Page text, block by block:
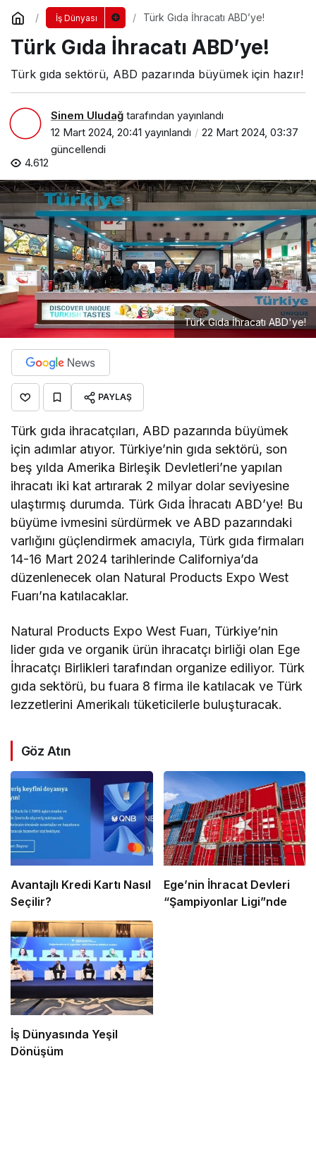
İş Dünyası Türk Gıda İhracatı ABD’ye!
Türk Gıda İhracatı ABD’ye!
Türk gıda sektörü, ABD pazarında büyümek için hazır!
Sinem Uludağ tarafından yayınlandı
12 Mart 2024, 20:41 yayınlandı
22 Mart 2024, 03:37
güncellendi
4.612
Türk Gıda İhracatı ABD'ye!
PAYLAŞ
Türk gıda ihracatçıları, ABD pazarında büyümek
için adımlar atıyor. Türkiye’nin gıda sektörü, son
beş yılda Amerika Birleşik Devletleri’ne yapılan
ihracatı iki kat artırarak 2 milyar dolar seviyesine
ulaştırmış durumda. Türk Gıda İhracatı ABD’ye! Bu
büyüme ivmesini sürdürmek ve ABD pazarındaki
varlığını güçlendirmek amacıyla, Türk gıda firmaları
14-16 Mart 2024 tarihlerinde Californiya’da
düzenlenecek olan Natural Products Expo West
Fuarı’na katılacaklar.
Natural Products Expo West Fuarı, Türkiye’nin
lider gıda ve organik ürün ihracatçı birliği olan Ege
İhracatçı Birlikleri tarafından organize ediliyor. Türk
gıda sektörü, bu fuara 8 firma ile katılacak ve Türk
lezzetlerini Amerikalı tüketicilerle buluşturacak.
Göz Atın
Avantajlı Kredi Kartı Nasıl
Seçilir?
Ege’nin İhracat Devleri
“Şampiyonlar Ligi”nde
İş Dünyasında Yeşil
Dönüşüm